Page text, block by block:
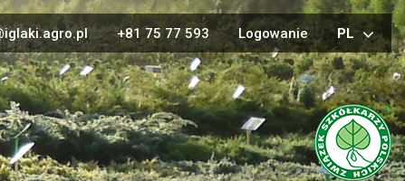
+81 75 77 593 Logowanie PL